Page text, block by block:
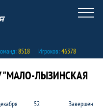
8518 Игроков:46378
ЛЫЗИНСКАЯ
52
Завершён